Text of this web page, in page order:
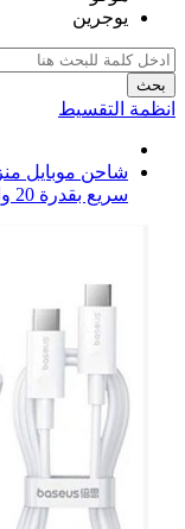
يوجرين
بحث
انظمة التقسيط
شاحن موبايل
سريع بقدرة 20 واط موديل PB5785Z